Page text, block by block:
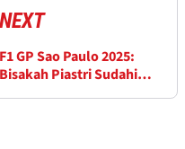
NEXT
F1 GP Sao Paulo 2025:
Bisakah Piastri Sudahi